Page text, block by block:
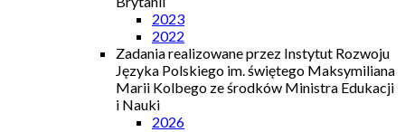
2023
2022
Zadania realizowane przez Instytut Rozwoju
Języka Polskiego im. świętego Maksymiliana
Marii Kolbego ze środków Ministra Edukacji
i Nauki
2026